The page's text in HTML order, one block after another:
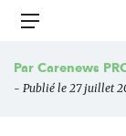
Aller
principal
Menu
Par Carenews
- Publié le 27 juillet